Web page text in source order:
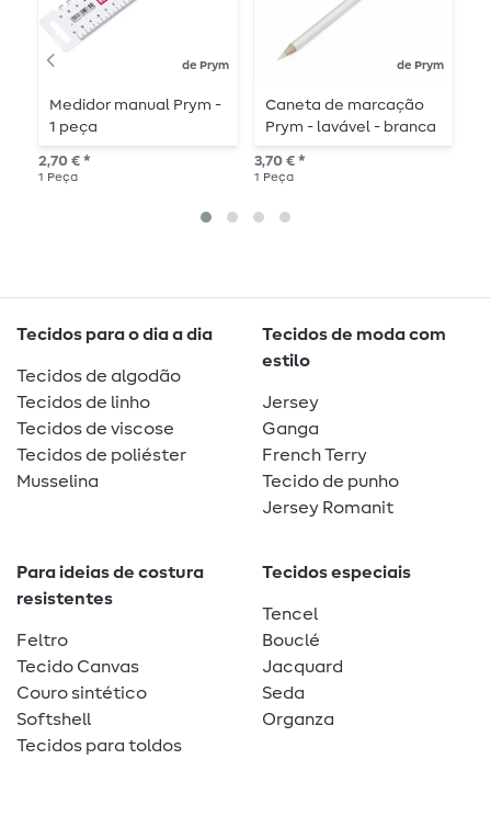
de Prym
Medidor manual Prym -
1 peça
2,70 € *
1 Peça
de Prym
Caneta de marcação
Prym - lavável - branca
3,70 € *
1 Peça
Tecidos para o dia a dia
Tecidos de algodão
Tecidos de linho
Tecidos de viscose
Tecidos de poliéster
Musselina
Tecidos de moda com
estilo
Jersey
Ganga
French Terry
Tecido de punho
Jersey Romanit
Para ideias de costura
resistentes
Feltro
Tecido Canvas
Couro sintético
Softshell
Tecidos para toldos
Tecidos especiais
Tencel
Bouclé
Jacquard
Seda
Organza